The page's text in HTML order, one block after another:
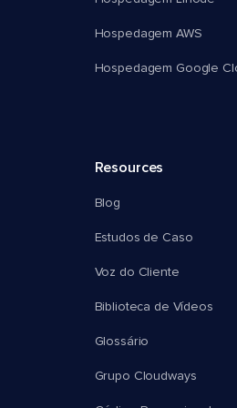
Hospedagem AWS
Hospedagem Google
Resources
Blog
Estudos de Caso
Voz do Cliente
Biblioteca de Vídeos
Glossário
Grupo Cloudways